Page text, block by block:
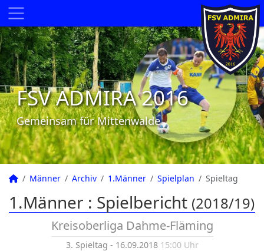
FSV ADMIRA 2016
Gemeinsam für Mittenwalde
Männer Archiv 1.Männer Spielplan Spieltag
1.Männer : Spielbericht (2018/19)
Kreisoberliga Dahme-Fläming
3. Spieltag - 16.09.2018 15:00 Uhr